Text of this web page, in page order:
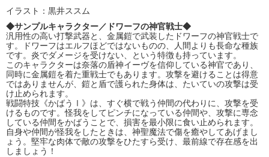
イラスト：黒井ススム
◆サンプルキャラクター／ドワーフの神官戦士◆
汎用性の高い打撃武器と、金属鎧で武装したドワーフの神官戦士で
す。ドワーフはエルフほどではないものの、人間よりも長命な種族
です。炎でダメージを受けない、という特徴も持っています。
このキャラクターは奈落の盾神イーヴを信仰している神官であり、
同時に金属鎧を着た重戦士でもあります。攻撃を避けることは得意
ではありませんが、鎧と盾で護られた身体は、たいていの攻撃は受
け止められます。
戦闘特技《かばうⅠ》は、すぐ横で戦う仲間の代わりに、攻撃を受
けるものです。怪我をしてピンチになっている仲間や、攻撃に専念
している仲間をかばうことで、損害を最小限に食い止められます。
自身や仲間が怪我をしたときは、神聖魔法で傷を癒やしてあげまし
ょう。堅牢な肉体で敵の攻撃をひたすら受け、最前線で存在感を出
しましょう！